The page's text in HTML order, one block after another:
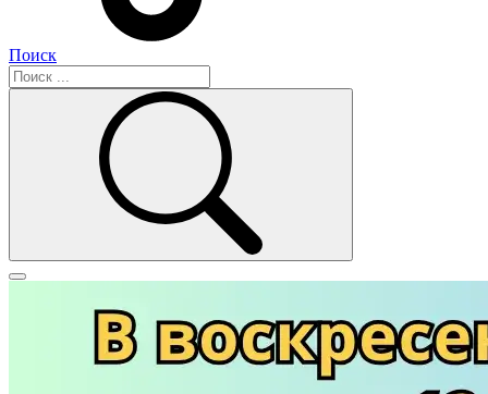
Поиск